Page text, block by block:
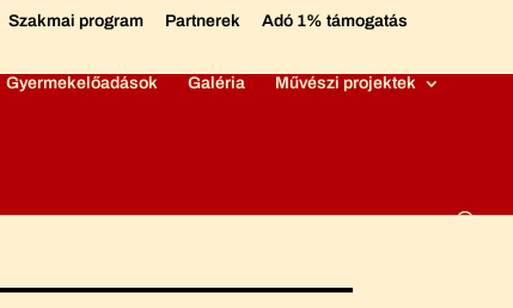
Szakmai program Partnerek
Adó 1% támogatás
Gyermekelőadások Galéria Művészi projektek